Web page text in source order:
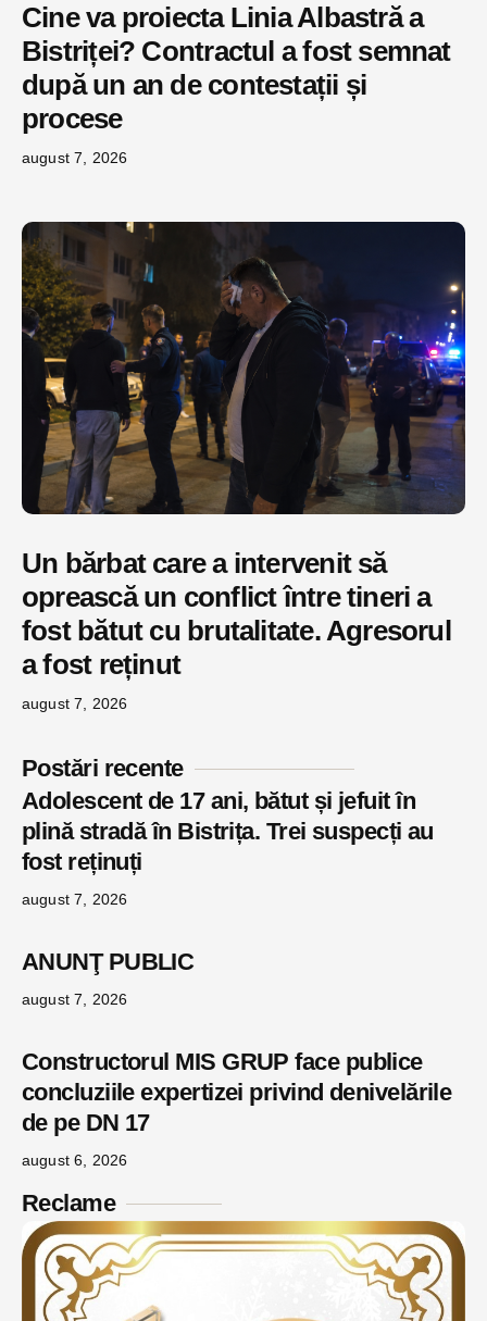
Cine va proiecta Linia Albastră a
Bistriței? Contractul a fost semnat
după un an de contestații și
procese
august 7, 2026
Un bărbat care a intervenit să
oprească un conflict între tineri a
fost bătut cu brutalitate. Agresorul
a fost reținut
august 7, 2026
Postări recente
Adolescent de 17 ani, bătut și jefuit în
plină stradă în Bistrița. Trei suspecți au
fost reținuți
august 7, 2026
ANUNŢ PUBLIC
august 7, 2026
Constructorul MIS GRUP face publice
concluziile expertizei privind denivelările
de pe DN 17
august 6, 2026
Reclame